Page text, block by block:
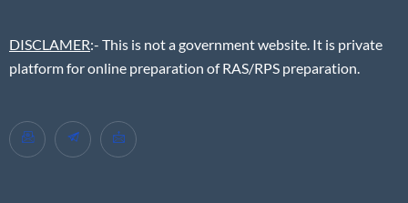
DISCLAMER:- This is not a government website. It is private
platform for online preparation of RAS/RPS preparation.